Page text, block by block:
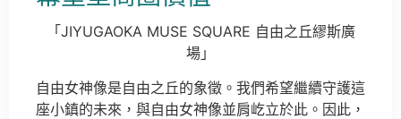
「JIYUGAOKA MUSE SQUARE 自由之丘繆斯廣
場」
自由女神像是自由之丘的象徵。我們希望繼續守護這
座小鎮的未來，與自由女神像並肩屹立於此。因此，